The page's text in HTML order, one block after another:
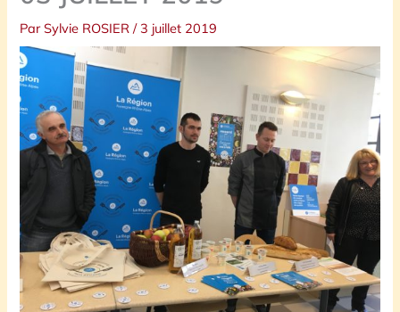
ParSylvie ROSIER/ 3 juillet 2019